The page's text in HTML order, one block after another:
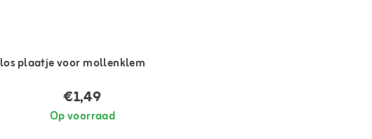
los plaatje voor mollenklem
€1,49
Op voorraad